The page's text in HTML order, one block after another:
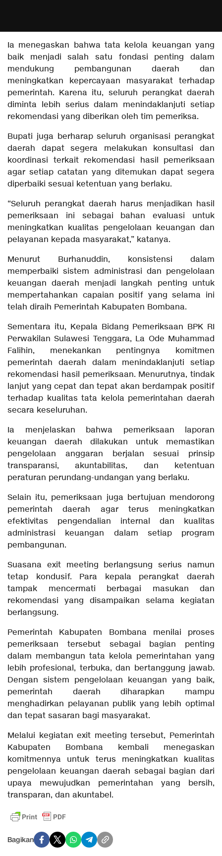
Ia menegaskan bahwa tata kelola keuangan yang
baik menjadi salah satu fondasi penting dalam
mendukung pembangunan daerah dan
meningkatkan kepercayaan masyarakat terhadap
pemerintah. Karena itu, seluruh perangkat daerah
diminta lebih serius dalam menindaklanjuti setiap
rekomendasi yang diberikan oleh tim pemeriksa.
Bupati juga berharap seluruh organisasi perangkat
daerah dapat segera melakukan konsultasi dan
koordinasi terkait rekomendasi hasil pemeriksaan
agar setiap catatan yang ditemukan dapat segera
diperbaiki sesuai ketentuan yang berlaku.
“Seluruh perangkat daerah harus menjadikan hasil
pemeriksaan ini sebagai bahan evaluasi untuk
meningkatkan kualitas pengelolaan keuangan dan
pelayanan kepada masyarakat,” katanya.
Menurut Burhanuddin, konsistensi dalam
memperbaiki sistem administrasi dan pengelolaan
keuangan daerah menjadi langkah penting untuk
mempertahankan capaian positif yang selama ini
telah diraih Pemerintah Kabupaten Bombana.
Sementara itu, Kepala Bidang Pemeriksaan BPK RI
Perwakilan Sulawesi Tenggara, La Ode Muhammad
Falihin, menekankan pentingnya komitmen
pemerintah daerah dalam menindaklanjuti setiap
rekomendasi hasil pemeriksaan. Menurutnya, tindak
lanjut yang cepat dan tepat akan berdampak positif
terhadap kualitas tata kelola pemerintahan daerah
secara keseluruhan.
Ia menjelaskan bahwa pemeriksaan laporan
keuangan daerah dilakukan untuk memastikan
pengelolaan anggaran berjalan sesuai prinsip
transparansi, akuntabilitas, dan ketentuan
peraturan perundang-undangan yang berlaku.
Selain itu, pemeriksaan juga bertujuan mendorong
pemerintah daerah agar terus meningkatkan
efektivitas pengendalian internal dan kualitas
administrasi keuangan dalam setiap program
pembangunan.
Suasana exit meeting berlangsung serius namun
tetap kondusif. Para kepala perangkat daerah
tampak mencermati berbagai masukan dan
rekomendasi yang disampaikan selama kegiatan
berlangsung.
Pemerintah Kabupaten Bombana menilai proses
pemeriksaan tersebut sebagai bagian penting
dalam membangun tata kelola pemerintahan yang
lebih profesional, terbuka, dan bertanggung jawab.
Dengan sistem pengelolaan keuangan yang baik,
pemerintah daerah diharapkan mampu
menghadirkan pelayanan publik yang lebih optimal
dan tepat sasaran bagi masyarakat.
Melalui kegiatan exit meeting tersebut, Pemerintah
Kabupaten Bombana kembali menegaskan
komitmennya untuk terus meningkatkan kualitas
pengelolaan keuangan daerah sebagai bagian dari
upaya mewujudkan pemerintahan yang bersih,
transparan, dan akuntabel.
Bagikan